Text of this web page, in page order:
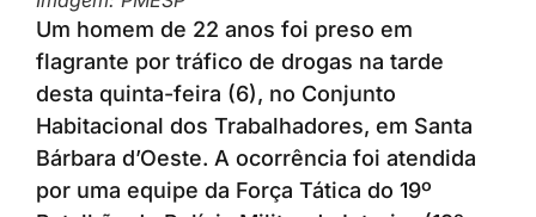
Um homem de 22 anos foi preso em
flagrante por tráfico de drogas na tarde
desta quinta-feira (6), no Conjunto
Habitacional dos Trabalhadores, em Santa
Bárbara d’Oeste. A ocorrência foi atendida
por uma equipe da Força Tática do 19º